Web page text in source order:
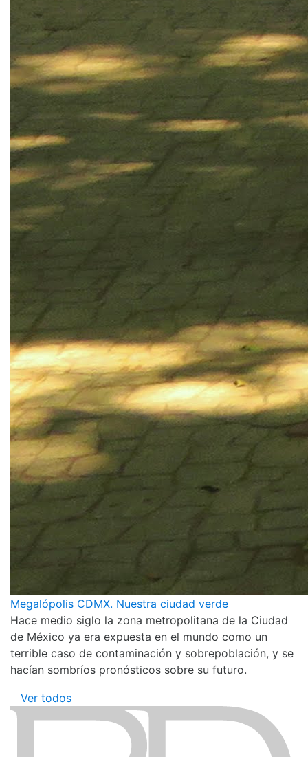
Megalópolis CDMX. Nuestra ciudad verde
Hace medio siglo la zona metropolitana de la Ciudad
de México ya era expuesta en el mundo como un
terrible caso de contaminación y sobrepoblación, y se
hacían sombríos pronósticos sobre su futuro.
Ver todos